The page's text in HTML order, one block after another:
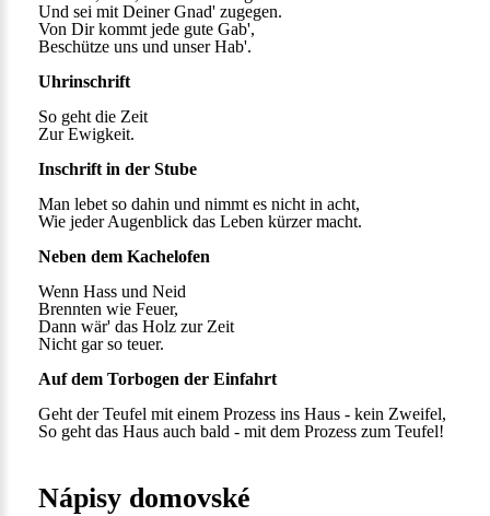
Und sei mit Deiner Gnad' zugegen.
Von Dir kommt jede gute Gab',
Beschütze uns und unser Hab'.
Uhrinschrift
So geht die Zeit
Zur Ewigkeit.
Inschrift in der Stube
Man lebet so dahin und nimmt es nicht in acht,
Wie jeder Augenblick das Leben kürzer macht.
Neben dem Kachelofen
Wenn Hass und Neid
Brennten wie Feuer,
Dann wär' das Holz zur Zeit
Nicht gar so teuer.
Auf dem Torbogen der Einfahrt
Geht der Teufel mit einem Prozess ins Haus - kein Zweifel,
So geht das Haus auch bald - mit dem Prozess zum Teufel!
Nápisy domovské